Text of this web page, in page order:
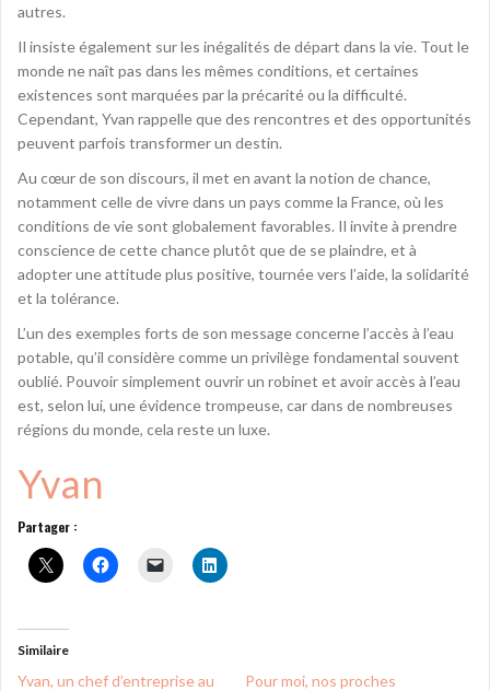
autres.
Il insiste également sur les inégalités de départ dans la vie. Tout le
monde ne naît pas dans les mêmes conditions, et certaines
existences sont marquées par la précarité ou la difficulté.
Cependant, Yvan rappelle que des rencontres et des opportunités
peuvent parfois transformer un destin.
Au cœur de son discours, il met en avant la notion de chance,
notamment celle de vivre dans un pays comme la France, où les
conditions de vie sont globalement favorables. Il invite à prendre
conscience de cette chance plutôt que de se plaindre, et à
adopter une attitude plus positive, tournée vers l’aide, la solidarité
et la tolérance.
L’un des exemples forts de son message concerne l’accès à l’eau
potable, qu’il considère comme un privilège fondamental souvent
oublié. Pouvoir simplement ouvrir un robinet et avoir accès à l’eau
est, selon lui, une évidence trompeuse, car dans de nombreuses
régions du monde, cela reste un luxe.
Yvan
Partager :
Similaire
Yvan, un chef d’entreprise au
Pour moi, nos proches